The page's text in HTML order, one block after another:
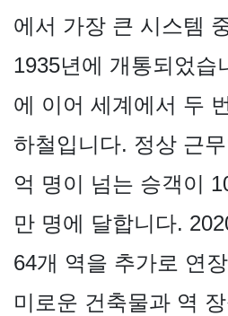
에서 가장 큰 시스템
1935년에 개통되었습
에 이어 세계에서 두
하철입니다. 정상 근
억 명이 넘는 승객이
만 명에 달합니다.
64개 역을 추가로 연
미로운 건축물과 역